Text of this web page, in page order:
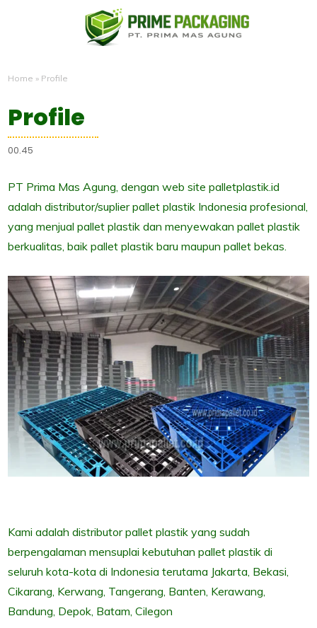
Home » Profile
Profile
00.45
PT Prima Mas Agung, dengan web site palletplastik.id
adalah distributor/suplier pallet plastik Indonesia profesional,
yang menjual pallet plastik dan menyewakan pallet plastik
berkualitas, baik pallet plastik baru maupun pallet bekas.
Kami adalah distributor pallet plastik yang sudah
berpengalaman mensuplai kebutuhan pallet plastik di
seluruh kota-kota di Indonesia terutama Jakarta, Bekasi,
Cikarang, Kerwang, Tangerang, Banten, Kerawang,
Bandung, Depok, Batam, Cilegon